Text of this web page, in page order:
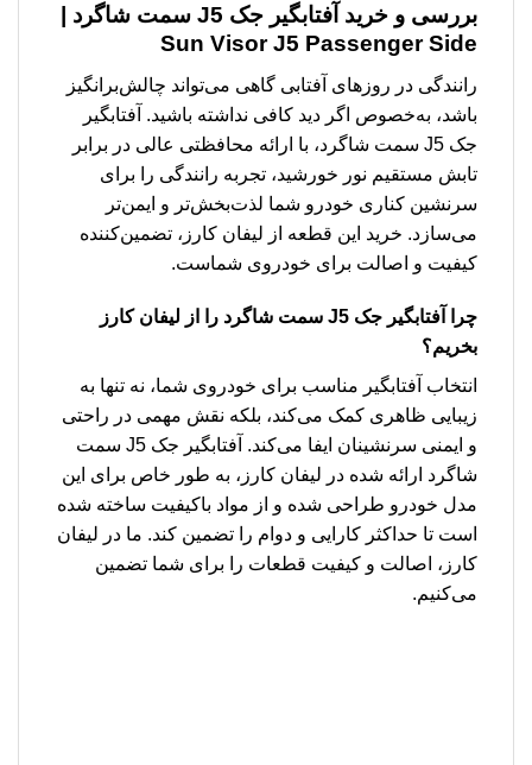
بررسی و خرید
آفتابگیر جک J5 سمت شاگرد |
Sun Visor J5 Passenger Side
رانندگی در روزهای آفتابی گاهی می‌تواند چالش‌برانگیز
باشد، به‌خصوص اگر دید کافی نداشته باشید. آفتابگیر
جک J5 سمت شاگرد، با ارائه محافظتی عالی در برابر
تابش مستقیم نور خورشید، تجربه رانندگی را برای
سرنشین کناری خودرو شما لذت‌بخش‌تر و ایمن‌تر
می‌سازد. خرید این قطعه از لیفان کارز، تضمین‌کننده
کیفیت و اصالت برای خودروی شماست.
چرا آفتابگیر جک J5 سمت شاگرد
را از لیفان کارز
بخریم؟
انتخاب آفتابگیر مناسب برای خودروی شما، نه تنها به
زیبایی ظاهری کمک می‌کند، بلکه نقش مهمی در راحتی
و ایمنی سرنشینان ایفا می‌کند. آفتابگیر جک J5 سمت
شاگرد ارائه شده در لیفان کارز، به طور خاص برای این
مدل خودرو طراحی شده و از مواد باکیفیت ساخته شده
است تا حداکثر کارایی و دوام را تضمین کند. ما در لیفان
کارز، اصالت و کیفیت قطعات را برای شما تضمین
می‌کنیم.